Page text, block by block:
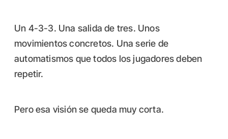
Un 4-3-3. Una salida de tres. Unos
movimientos concretos. Una serie de
automatismos que todos los jugadores deben
repetir.
Pero esa visión se queda muy corta.